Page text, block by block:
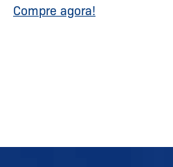
Compre agora!